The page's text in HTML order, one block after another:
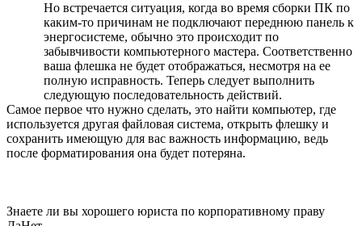
Но встречается ситуация, когда во время сборки ПК по
каким-то причинам не подключают переднюю панель к
энергосистеме, обычно это происходит по
забывчивости компьютерного мастера. Соответственно
ваша флешка не будет отображаться, несмотря на ее
полную исправность. Теперь следует выполнить
следующую последовательность действий.
Самое первое что нужно сделать, это найти компьютер, где
используется другая файловая система, открыть флешку и
сохранить имеющую для вас важность информацию, ведь
после форматирования она будет потеряна.
Знаете ли вы хорошего юриста по корпоративному праву